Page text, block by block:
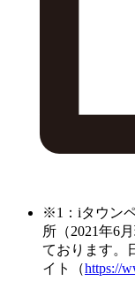
※1：iタウン
所（2021年6
ております。
イト（https://